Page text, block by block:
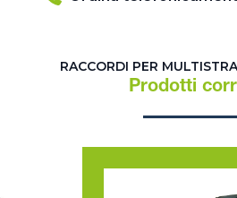
RACCORDI PER
Prodotti